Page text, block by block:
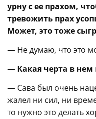
урну с ее прахом,
тревожить прах
Может, это тоже
— Не думаю, что это
— Какая черта в нем
— Сава был очень
жалел ни сил, ни
то нужно это делать